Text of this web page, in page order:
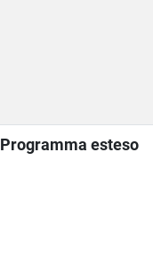
Programma esteso